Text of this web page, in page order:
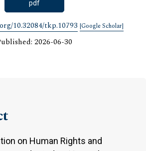
pdf
10.32084/tkp.10793 [Google Scholar]
2026-06-30
on Human Rights and